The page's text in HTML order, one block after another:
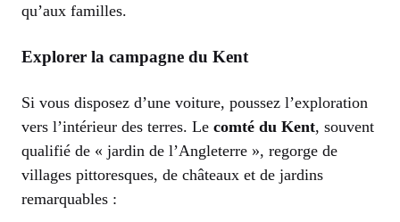
qu’aux familles.
Explorer la campagne du Kent
Si vous disposez d’une voiture, poussez l’exploration
vers l’intérieur des terres. Le comté du Kent, souvent
qualifié de « jardin de l’Angleterre », regorge de
villages pittoresques, de châteaux et de jardins
remarquables :